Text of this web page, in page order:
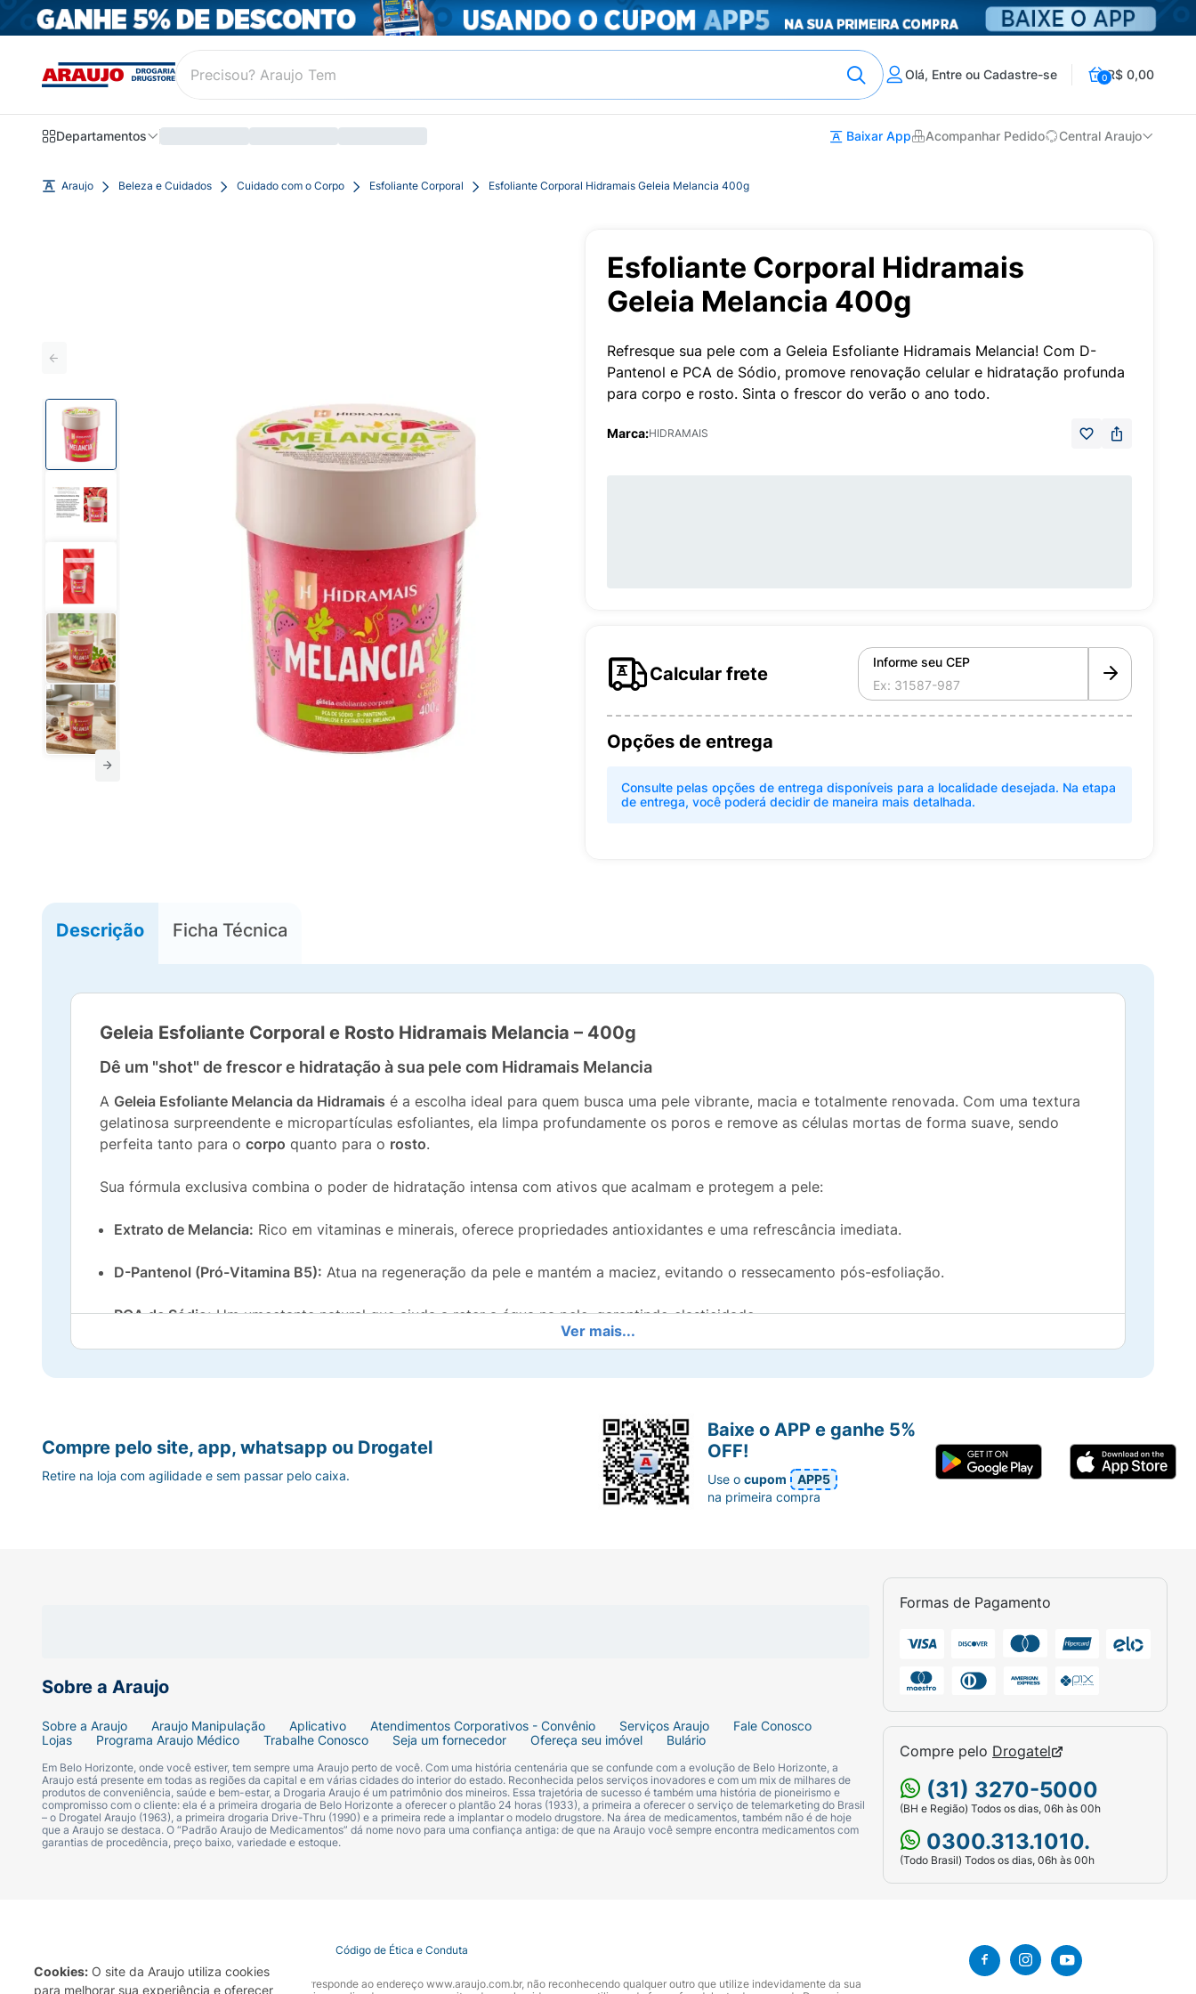
Cookies: O site da Araujo utiliza cookies
para melhorar sua experiência e oferecer
Olá, Entre ou Cadastre-se 0R$ 0,00
Departamentos Baixar App Acompanhar Pedido Central Araujo
Araujo Beleza e Cuidados Cuidado com o Corpo Esfoliante Corporal Esfoliante Corporal Hidramais Geleia Melancia 400g
Esfoliante Corporal Hidramais
Geleia Melancia 400g
Refresque sua pele com a Geleia Esfoliante Hidramais Melancia! Com D-
Pantenol e PCA de Sódio, promove renovação celular e hidratação profunda
para corpo e rosto. Sinta o frescor do verão o ano todo.
Marca:HIDRAMAIS
Calcular frete
Informe seu CEP
Opções de entrega
Consulte pelas opções de entrega disponíveis para a localidade desejada. Na etapa
de entrega, você poderá decidir de maneira mais detalhada.
Descrição Ficha Técnica
Geleia Esfoliante Corporal e Rosto Hidramais Melancia – 400g
Dê um "shot" de frescor e hidratação à sua pele com Hidramais Melancia
A Geleia Esfoliante Melancia da Hidramais é a escolha ideal para quem busca uma pele vibrante, macia e totalmente renovada. Com uma textura
gelatinosa surpreendente e micropartículas esfoliantes, ela limpa profundamente os poros e remove as células mortas de forma suave, sendo
perfeita tanto para o corpo quanto para o rosto.
Sua fórmula exclusiva combina o poder de hidratação intensa com ativos que acalmam e protegem a pele:
Extrato de Melancia: Rico em vitaminas e minerais, oferece propriedades antioxidantes e uma refrescância imediata.
D-Pantenol (Pró-Vitamina B5): Atua na regeneração da pele e mantém a maciez, evitando o ressecamento pós-esfoliação.
PCA de Sódio:Um umectante natural que ajuda a reter a água na pele, garantindo elasticidade.
Textura em Geleia: Proporciona uma aplicação sensorial prazerosa, fresca e fácil de espalhar.
Renovação Suave: Pode ser utilizada no rosto e no corpo para uniformizar a textura da pele.
Ver mais...
Sobre a Araujo
Sobre a Araujo Araujo Manipulação Aplicativo Atendimentos Corporativos - Convênio Serviços Araujo
Fale Conosco
Lojas
Programa Araujo Médico Trabalhe Conosco Seja um fornecedor Ofereça seu imóvel Bulário
Em Belo Horizonte, onde você estiver, tem sempre uma Araujo perto de você. Com uma história centenária que se confunde com a evolução de Belo Horizonte, a
Araujo está presente em todas as regiões da capital e em várias cidades do interior do estado. Reconhecida pelos serviços inovadores e com um mix de milhares de
produtos de conveniência, saúde e bem-estar, a Drogaria Araujo é um patrimônio dos mineiros. Essa trajetória de sucesso é também uma história de pioneirismo e
compromisso com o cliente: ela é a primeira drogaria de Belo Horizonte a oferecer o plantão 24 horas (1933), a primeira a oferecer o serviço de telemarketing do Brasil
– o Drogatel Araujo (1963), a primeira drogaria Drive-Thru (1990) e a primeira rede a implantar o modelo drugstore. Na área de medicamentos, também não é de hoje
que a Araujo se destaca. O “Padrão Araujo de Medicamentos” dá nome novo para uma confiança antiga: de que na Araujo você sempre encontra medicamentos com
garantias de procedência, preço baixo, variedade e estoque.
Formas de Pagamento
Compre pelo Drogatel
(31) 3270-5000
(BH e Região) Todos os dias, 06h às 00h
0300.313.1010.
(Todo Brasil) Todos os dias, 06h às 00h
Compre pelo site, app, whatsapp ou Drogatel
Retire na loja com agilidade e sem passar pelo caixa.
Baixe o APP e ganhe 5%
OFF!
Use ocupom
APP5
na primeira compra
Código de Ética e Conduta
A Drogaria Araujo S/A informa que o seu site oficial corresponde ao endereço www.araujo.com.br, não reconhecendo qualquer outro que utilize indevidamente da sua